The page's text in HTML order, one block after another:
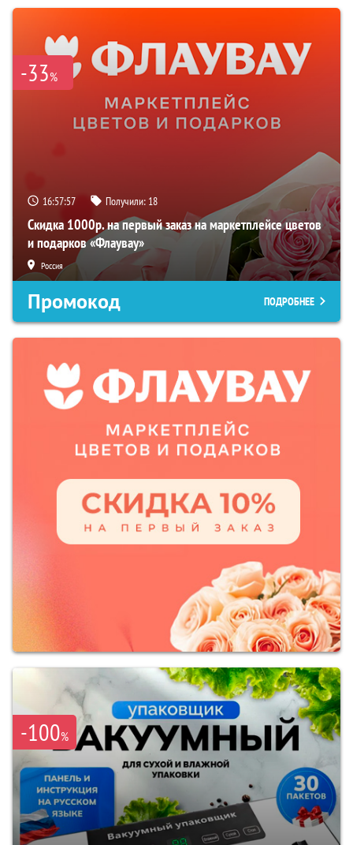
-33%
16:57:56 Получили: 18
Скидка 1000р. на первый заказ на маркетплейсе цветов
и подарков «Флаувау»
Россия
Промокод ПОДРОБНЕЕ
-100%